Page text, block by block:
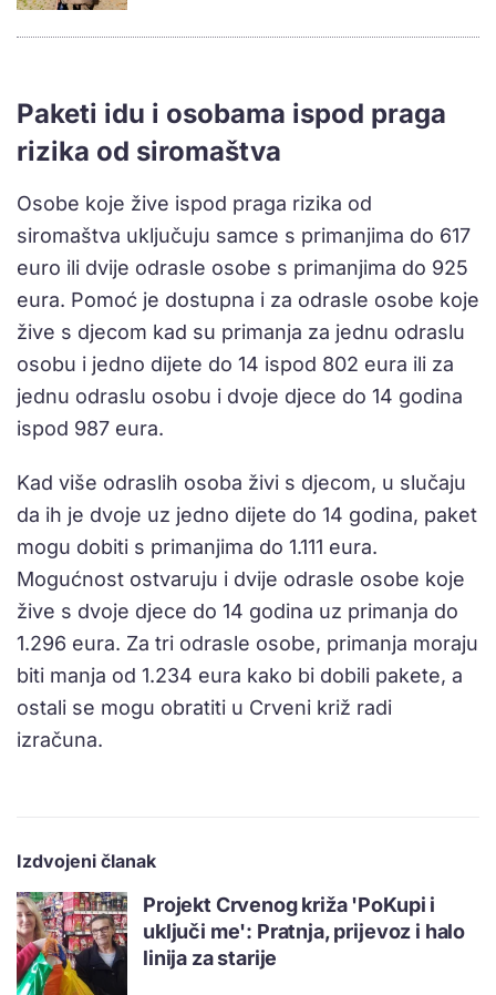
Paketi idu i osobama ispod praga
rizika od siromaštva
Osobe koje žive ispod praga rizika od
siromaštva uključuju samce s primanjima do 617
euro ili dvije odrasle osobe s primanjima do 925
eura. Pomoć je dostupna i za odrasle osobe koje
žive s djecom kad su primanja za jednu odraslu
osobu i jedno dijete do 14 ispod 802 eura ili za
jednu odraslu osobu i dvoje djece do 14 godina
ispod 987 eura.
Kad više odraslih osoba živi s djecom, u slučaju
da ih je dvoje uz jedno dijete do 14 godina, paket
mogu dobiti s primanjima do 1.111 eura.
Mogućnost ostvaruju i dvije odrasle osobe koje
žive s dvoje djece do 14 godina uz primanja do
1.296 eura. Za tri odrasle osobe, primanja moraju
biti manja od 1.234 eura kako bi dobili pakete, a
ostali se mogu obratiti u Crveni križ radi
izračuna.
Izdvojeni članak
Projekt Crvenog križa 'PoKupi i
uključi me': Pratnja, prijevoz i halo
linija za starije